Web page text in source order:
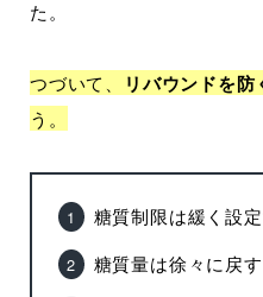
た。
つづいて、 リバウンドを
う。
糖質制限は緩く設
糖質量は徐々に戻す